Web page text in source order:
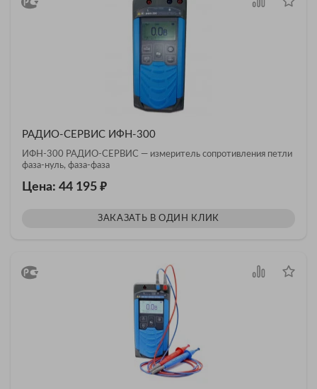
РАДИО-СЕРВИС ИФН-300
ИФН-300 РАДИО-СЕРВИС — измеритель сопротивления петли
фаза-нуль, фаза-фаза
Цена: 44 195 ₽
ЗАКАЗАТЬ В ОДИН КЛИК